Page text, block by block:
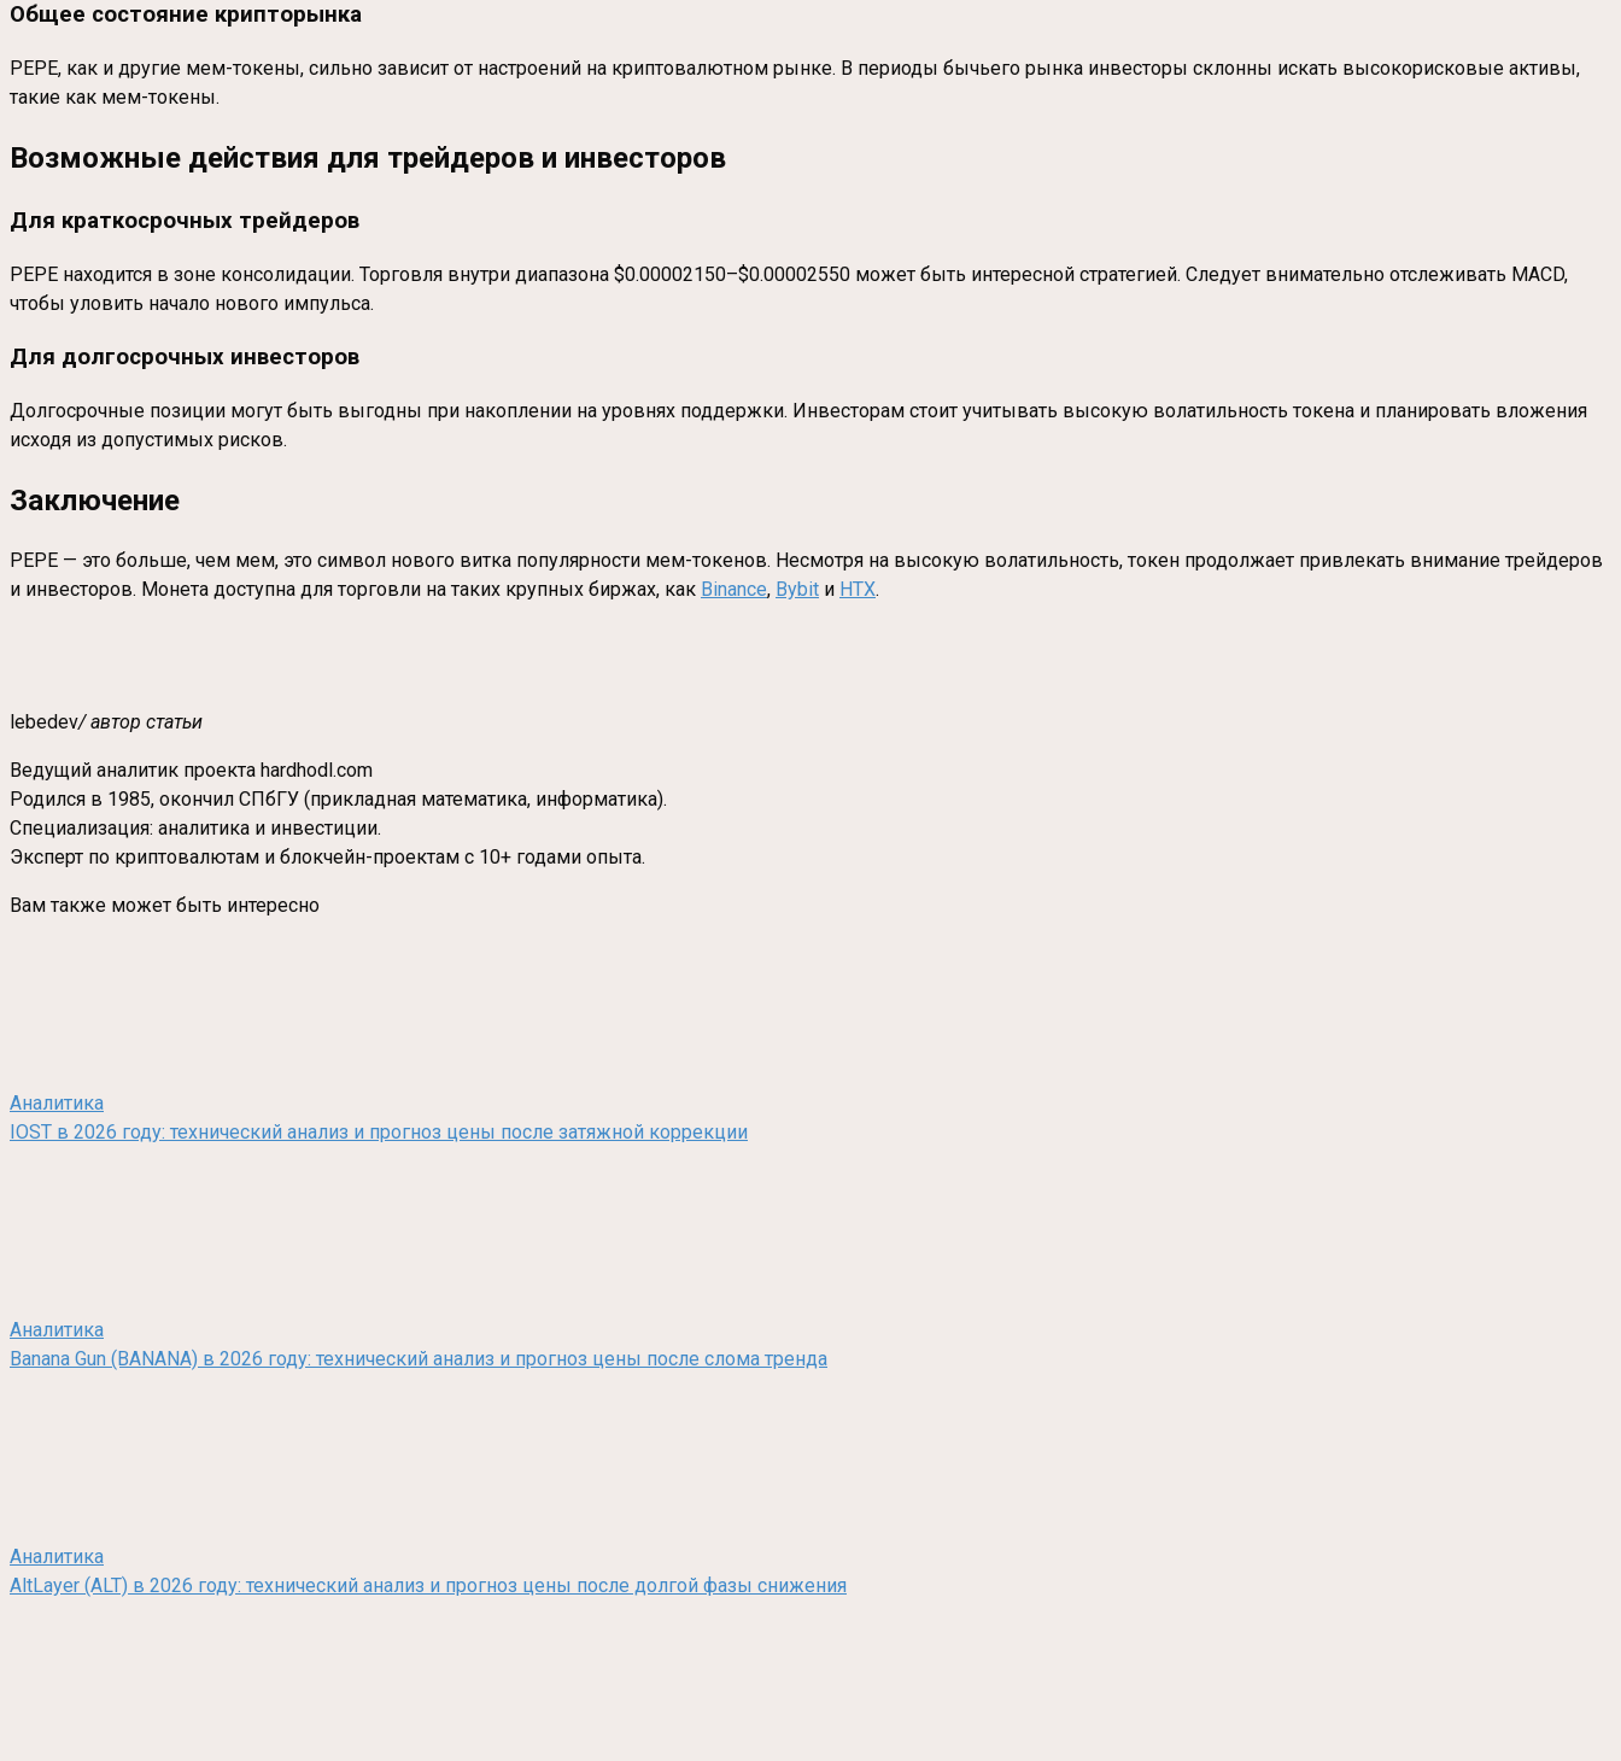
Общее состояние крипторынка
PEPE, как и другие мем-токены, сильно зависит от настроений на криптовалютном рынке. В периоды бычьего рынка инвесторы склонны искать высокорисковые активы,
такие как мем-токены.
Возможные действия для трейдеров и инвесторов
Для краткосрочных трейдеров
PEPE находится в зоне консолидации. Торговля внутри диапазона $0.00002150–$0.00002550 может быть интересной стратегией. Следует внимательно отслеживать MACD,
чтобы уловить начало нового импульса.
Для долгосрочных инвесторов
Долгосрочные позиции могут быть выгодны при накоплении на уровнях поддержки. Инвесторам стоит учитывать высокую волатильность токена и планировать вложения
исходя из допустимых рисков.
Заключение
PEPE — это больше, чем мем, это символ нового витка популярности мем-токенов. Несмотря на высокую волатильность, токен продолжает привлекать внимание трейдеров
и инвесторов. Монета доступна для торговли на таких крупных биржах, как Binance, Bybit и HTX.
lebedev/ автор статьи
Ведущий аналитик проекта hardhodl.com
Родился в 1985, окончил СПбГУ (прикладная математика, информатика).
Специализация: аналитика и инвестиции.
Эксперт по криптовалютам и блокчейн-проектам с 10+ годами опыта.
Вам также может быть интересно
Аналитика
IOST в 2026 году: технический анализ и прогноз цены после затяжной коррекции
Аналитика
Banana Gun (BANANA) в 2026 году: технический анализ и прогноз цены после слома тренда
Аналитика
AltLayer (ALT) в 2026 году: технический анализ и прогноз цены после долгой фазы снижения